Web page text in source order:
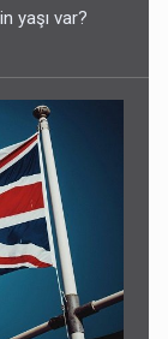
yaşı var?